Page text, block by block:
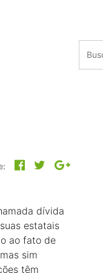
dívida
estatais
ao fato de
sim
têm